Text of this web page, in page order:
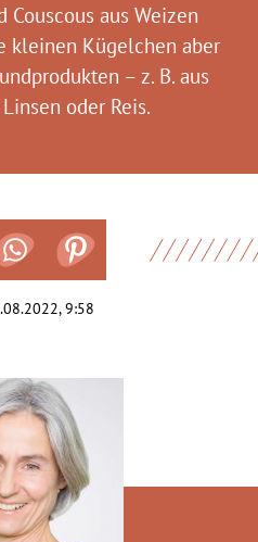
aus Weizen
kleinen Kügelchen aber
– z. B. aus
oder Reis.
9:58